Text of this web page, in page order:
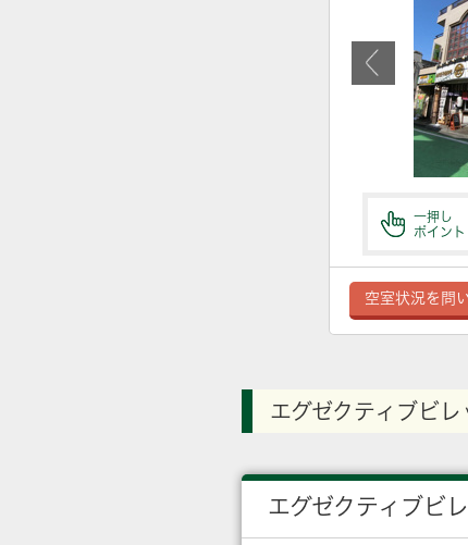
一押し
ポイント
空室状況を問
エグゼクティブビ
エグゼクティブビ